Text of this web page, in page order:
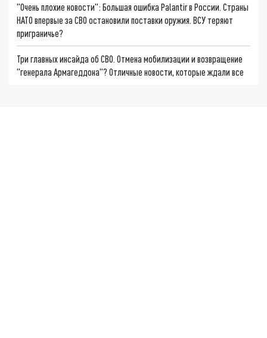
"Очень плохие новости": Большая ошибка Palantir в России. Страны
НАТО впервые за СВО остановили поставки оружия. ВСУ теряют
приграничье?
Три главных инсайда об СВО. Отмена мобилизации и возвращение
"генерала Армагеддона"? Отличные новости, которые ждали все